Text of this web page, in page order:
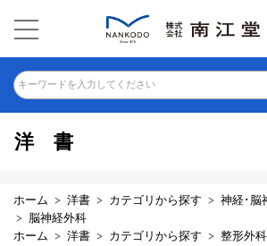
キーワードを入力してください
洋書
ホーム 洋書 カテゴリから探す
神経･脳
脳神経外科
ホーム
洋書 カテゴリから探す 整形外科